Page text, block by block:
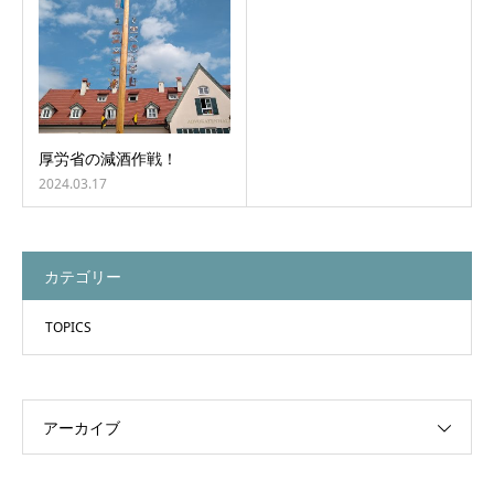
厚労省の減酒作戦！
2024.03.17
カテゴリー
TOPICS
アーカイブ